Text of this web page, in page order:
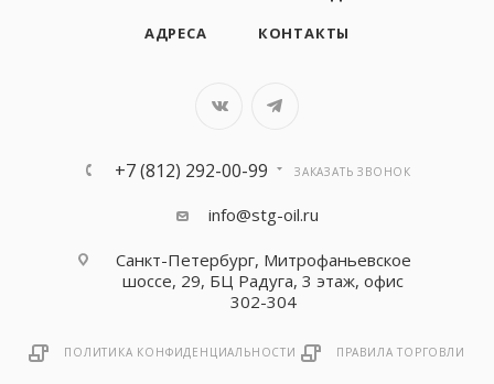
АДРЕСА
КОНТАКТЫ
+7 (812) 292-00-99 ЗАКАЗАТЬ ЗВОНОК
info@stg-oil.ru
Санкт-Петербург, Митрофаньевское
шоссе, 29, БЦ Радуга, 3 этаж, офис
302-304
ПОЛИТИКА КОНФИДЕНЦИАЛЬНОСТИ ПРАВИЛА ТОРГОВЛИ